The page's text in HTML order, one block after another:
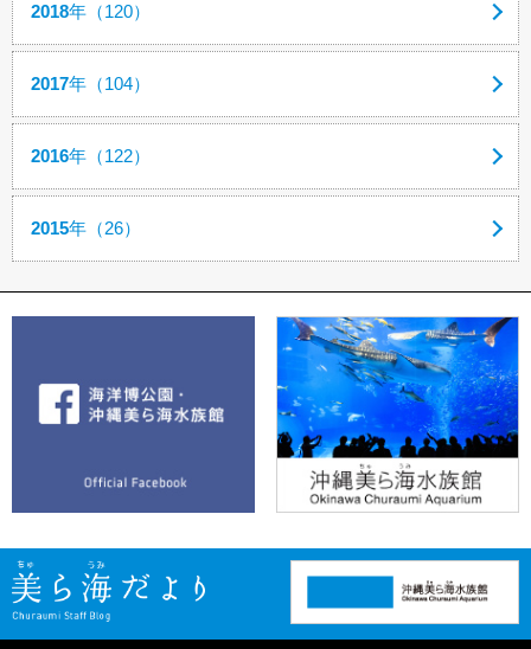
2018年（120）
2017年（104）
2016年（122）
2015年（26）